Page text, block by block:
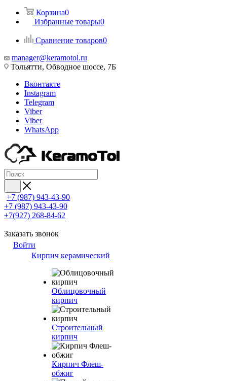
Корзина0
Избранные товары0
Сравнение товаров0
manager@keramotol.ru
Тольятти, Обводное шоссе, 7Б
Вконтакте
Instagram
Telegram
Viber
Viber
WhatsApp
+7 (987) 943-43-90
+7 (987) 943-43-90
+7(927) 268-84-62
Заказать звонок
Войти
Кирпич керамический
Облицовочный
кирпич
Строительный
кирпич
Кирпич Флеш-
обжиг